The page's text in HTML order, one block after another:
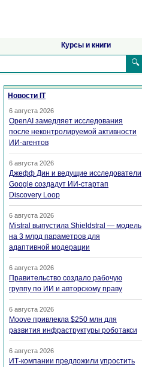
Курсы и книги
🔍
Новости IT
6 августа 2026
OpenAI замедляет исследования
после неконтролируемой активности
ИИ-агентов
6 августа 2026
Джефф Дин и ведущие исследователи
Google создадут ИИ-стартап
Discovery Loop
6 августа 2026
Mistral выпустила Shieldstral — модель
на 3 млрд параметров для
адаптивной модерации
6 августа 2026
Правительство создало рабочую
группу по ИИ и авторскому праву
6 августа 2026
Moove привлекла $250 млн для
развития инфраструктуры роботакси
6 августа 2026
ИТ-компании предложили упростить